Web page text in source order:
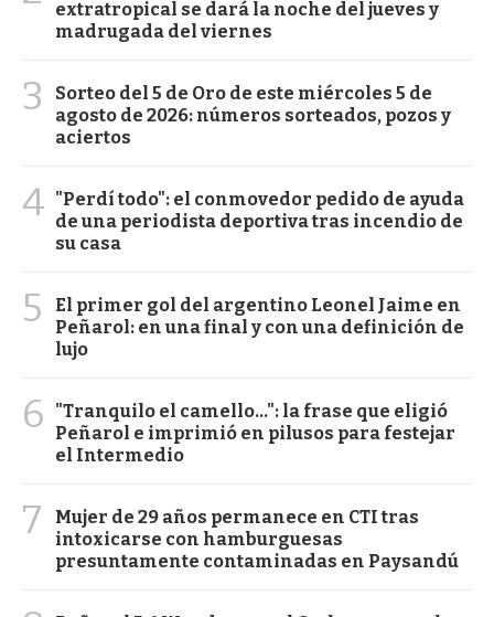
extratropical se dará la noche del jueves y
madrugada del viernes
3
Sorteo del 5 de Oro de este miércoles 5 de
agosto de 2026: números sorteados, pozos y
aciertos
4 "Perdí todo": el conmovedor pedido de ayuda
de una periodista deportiva tras incendio de
su casa
5
El primer gol del argentino Leonel Jaime en
Peñarol: en una final y con una definición de
lujo
6
"Tranquilo el camello...": la frase que eligió
Peñarol e imprimió en pilusos para festejar
el Intermedio
7
Mujer de 29 años permanece en CTI tras
intoxicarse con hamburguesas
presuntamente contaminadas en Paysandú